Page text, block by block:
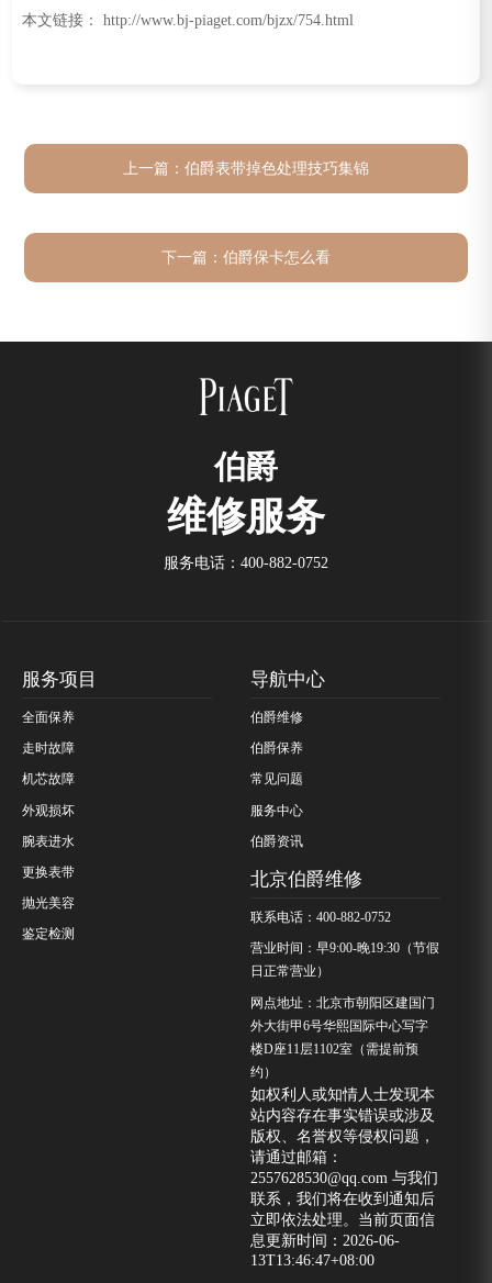
本文链接： http://www.bj-piaget.com/bjzx/754.html
上一篇： 伯爵表带掉色处理技巧集锦
下一篇： 伯爵保卡怎么看
伯爵
维修服务
服务电话： 400-882-0752
服务项目
全面保养
走时故障
机芯故障
外观损坏
腕表进水
更换表带
抛光美容
鉴定检测
导航中心
伯爵维修
伯爵保养
常见问题
服务中心
伯爵资讯
北京伯爵维修
联系电话：400-882-0752
营业时间：早9:00-晚19:30（节假
日正常营业）
网点地址：北京市朝阳区建国门
外大街甲6号华熙国际中心写字
楼D座11层1102室（需提前预
约）
如权利人或知情人士发现本
站内容存在事实错误或涉及
版权、名誉权等侵权问题，
请通过邮箱：
2557628530@qq.com 与我们
联系，我们将在收到通知后
立即依法处理。当前页面信
息更新时间：2026-06-
13T13:46:47+08:00